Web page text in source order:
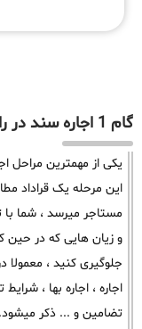
گام 1 اجاره سند در راز و جرگلان (عقد قرارداد)
یکی از مهمترین مراحل
این مرحله یک قراداد
مستاجر میرسد ، شما با
و زیان هایی که در حین
جلوگیری کنید ، معمولا
اجاره ، اجاره بها ،
تضامین و ... ذکر میشود.